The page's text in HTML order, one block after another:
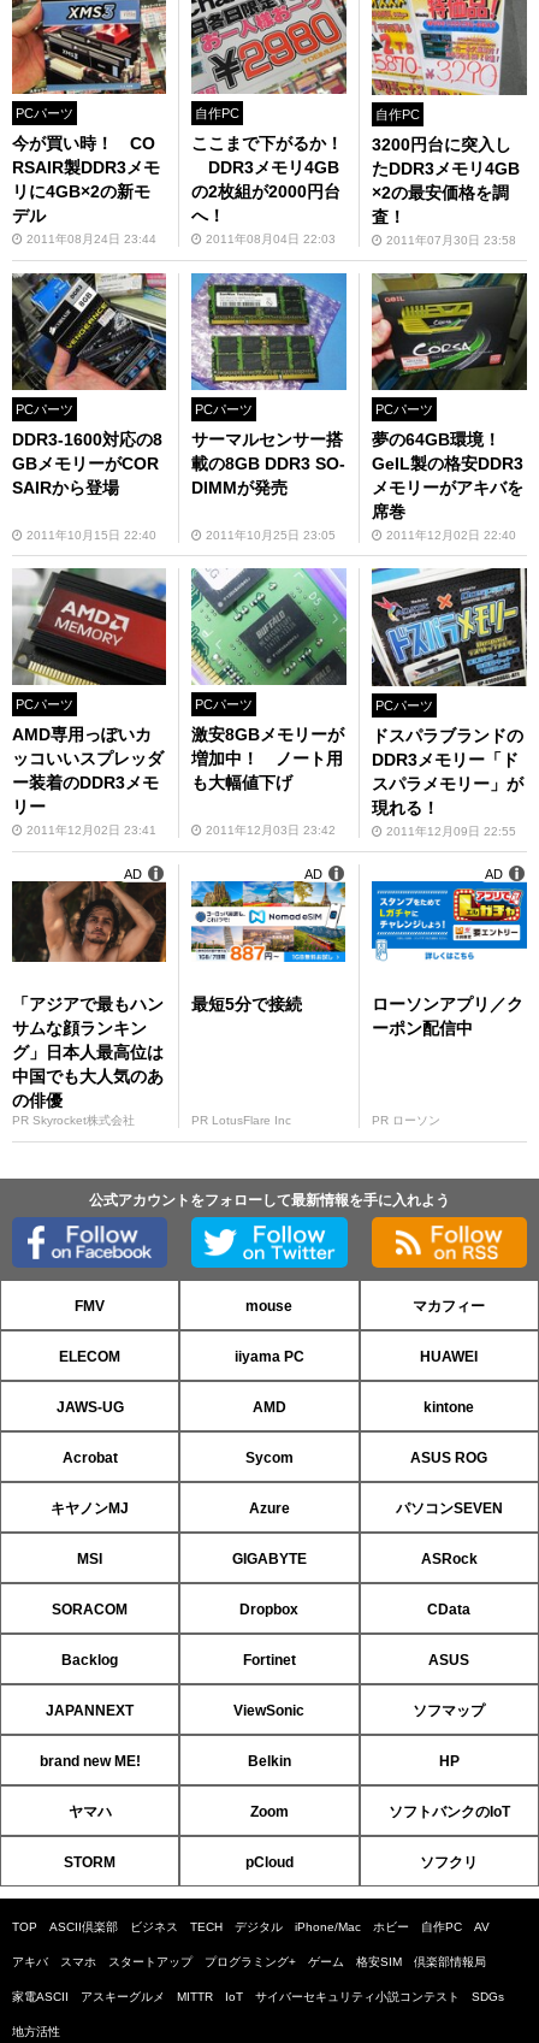
PCパーツ
今が買い時！ CO
RSAIR製DDR3メモ
リに4GB×2の新モ
デル
2011年08月24日 23:44
自作PC
ここまで下がるか！
DDR3メモリ4GB
の2枚組が2000円台
へ！
2011年08月04日 22:03
自作PC
3200円台に突入し
たDDR3メモリ4GB
×2の最安価格を調
査！
2011年07月30日 23:58
PCパーツ
DDR3-1600対応の8
GBメモリーがCOR
SAIRから登場
2011年10月15日 22:40
PCパーツ
サーマルセンサー搭
載の8GB DDR3 SO-
DIMMが発売
2011年10月25日 23:05
PCパーツ
夢の64GB環境！
GeIL製の格安DDR3
メモリーがアキバを
席巻
2011年12月02日 22:40
PCパーツ
AMD専用っぽいカ
ッコいいスプレッダ
ー装着のDDR3メモ
リー
2011年12月02日 23:41
PCパーツ
激安8GBメモリーが
増加中！ ノート用
も大幅値下げ
2011年12月03日 23:42
PCパーツ
ドスパラブランドの
DDR3メモリー「ド
スパラメモリー」が
現れる！
2011年12月09日 22:55
「アジアで最もハン
サムな顔ランキン
グ」日本人最高位は
中国でも大人気のあ
の俳優
PR Skyrocket株式会社
AD
最短5分で接続
PR LotusFlare Inc
AD
ローソンアプリ／ク
ーポン配信中
PR ローソン
AD
公式アカウントをフォローして最新情報を手に入れよう
FMV mouse マカフィー
ELECOM iiyama PC HUAWEI
JAWS-UG AMD kintone
Acrobat Sycom ASUS ROG
キヤノンMJ Azure パソコンSEVEN
MSI GIGABYTE ASRock
SORACOM Dropbox CData
Backlog Fortinet ASUS
JAPANNEXT ViewSonic ソフマップ
brand new ME! Belkin HP
ヤマハ Zoom ソフトバンクのIoT
STORM pCloud ソフクリ
TOP ASCII倶楽部 ビジネス TECH デジタル iPhone/Mac ホビー 自作PC AV
アキバ スマホ スタートアップ プログラミング+ ゲーム 格安SIM 倶楽部情報局
家電ASCII アスキーグルメ MITTR IoT サイバーセキュリティ小説コンテスト SDGs
地方活性